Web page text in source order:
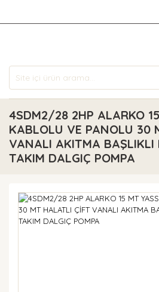
4SDM2/28 2HP ALARKO
KABLOLU VE PANOLU 30
VANALI AKITMA BAŞLIKLI
TAKIM DALGIÇ POMPA